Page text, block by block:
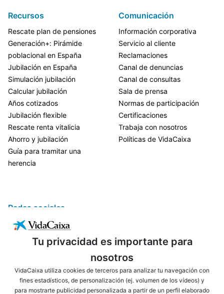
Tu privacidad es importante para
nosotros
VidaCaixa utiliza cookies de terceros para analizar tu navegación con
fines estadísticos, de personalización (ej. volumen de los vídeos) y
para mostrarte publicidad personalizada a partir de un perfil elaborado
Recursos
Rescate plan de pensiones
Generación+: Pirámide
poblacional en España
Jubilación en España
Simulación jubilación
Calcular jubilación
Años cotizados
Jubilación flexible
Rescate renta vitalicia
Ahorro y jubilación
Guía para tramitar una
herencia
Comunicación
Información corporativa
Servicio al cliente
Reclamaciones
Canal de denuncias
Canal de consultas
Sala de prensa
Normas de participación
Certificaciones
Trabaja con nosotros
Políticas de VidaCaixa
Redes sociales
ENLACES DE INTERÉS AVISO LEGAL